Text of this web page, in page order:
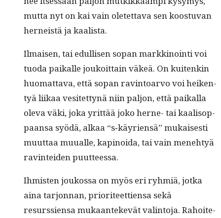
mut­ta nyt on kai vain oletet­ta­va sen koos­t­u­van
herneistä ja kaalista.
Ilmaisen, tai edullisen sopan markki­noin­ti voi
tuo­da paikalle joukoit­tain väkeä. On kuitenkin
huo­mat­ta­va, että sopan rav­in­toar­vo voi heiken­
tyä liikaa vesitet­tynä niin paljon, että paikalla
ole­va väki, joka yrit­tää joko herne- tai kaal­isop­
paansa syödä, alkaa “s‑käyriensä” mukaises­ti
muut­taa muualle, kapinoi­da, tai vain mene­htyä
rav­in­tei­den puutteessa.
Ihmis­ten joukos­sa on myös eri ryh­miä, jot­ka
aina tar­jon­nan, pri­or­i­teet­tien­sa sekä
resurssien­sa mukaan­tekevät val­in­to­ja. Rahoite­